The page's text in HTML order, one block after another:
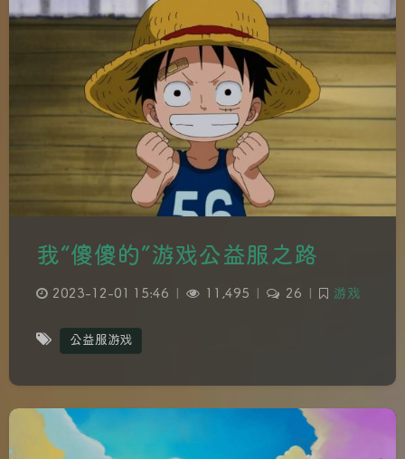
我“傻傻的”游戏公益服之路
2023-12-01 15:46 11,495 26 游戏
公益服游戏